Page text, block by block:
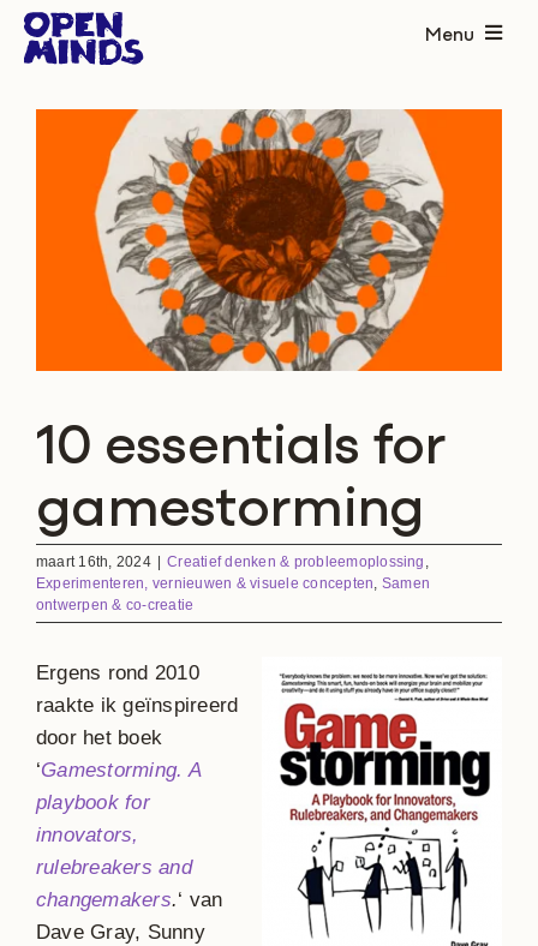
Ga
naar
inhoud
Menu
Aanpak
Projecten
Handvatten
Over
Contact
10 essentials for
gamestorming
maart 16th, 2024 Creatief denken & probleemoplossing ,
Experimenteren, vernieuwen & visuele concepten, Samen
ontwerpen & co-creatie
Ergens rond 2010
raakte ik geïnspireerd
door het boek
‘Gamestorming. A
playbook for
innovators,
rulebreakers and
changemakers.‘ van
Dave Gray, Sunny